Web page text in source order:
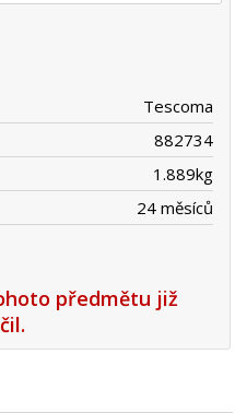
Tescoma
882734
1.889kg
24 měsíců
předmětu již